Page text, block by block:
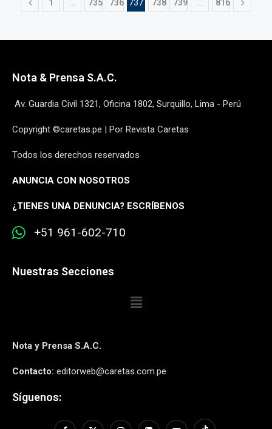
1 … 735 736 737 738 739 … 816
Nota & Prensa S.A.C.
Av. Guardia Civil 1321, Oficina 1802, Surquillo, Lima - Perú
Copyright ©caretas.pe | Por Revista Caretas
Todos los derechos reservados
ANUNCIA CON NOSOTROS
¿TIENES UNA DENUNCIA? ESCRÍBENOS
+51 961-602-710
Nuestras Secciones
Nota y Prensa S.A.C.
Contacto: editorweb@caretas.com.pe
Síguenos: